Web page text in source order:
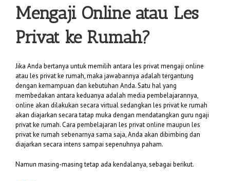
Mengaji Online atau Les
Privat ke Rumah?
Jika Anda bertanya untuk memilih antara les privat mengaji online
atau les privat ke rumah, maka jawabannya adalah tergantung
dengan kemampuan dan kebutuhan Anda. Satu hal yang
membedakan antara keduanya adalah media pembelajarannya,
online akan dilakukan secara virtual sedangkan les privat ke rumah
akan diajarkan secara tatap muka dengan mendatangkan guru ngaji
privat ke rumah. Cara pembelajaran les privat online maupun les
privat ke rumah sebenarnya sama saja, Anda akan dibimbing dan
diajarkan secara intens sampai sepenuhnya paham.
Namun masing-masing tetap ada kendalanya, sebagai berikut.